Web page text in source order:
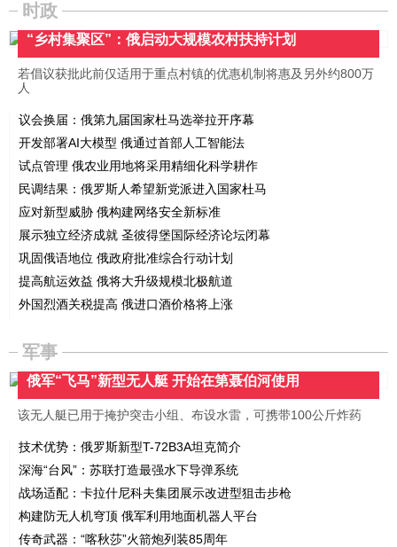
时政
“乡村集聚区”：俄启动大规模农村扶持计划
若倡议获批此前仅适用于重点村镇的优惠机制将惠及另外约800万
人
议会换届：俄第九届国家杜马选举拉开序幕
开发部署AI大模型 俄通过首部人工智能法
试点管理 俄农业用地将采用精细化科学耕作
民调结果：俄罗斯人希望新党派进入国家杜马
应对新型威胁 俄构建网络安全新标准
展示独立经济成就 圣彼得堡国际经济论坛闭幕
巩固俄语地位 俄政府批准综合行动计划
提高航运效益 俄将大升级规模北极航道
外国烈酒关税提高 俄进口酒价格将上涨
军事
俄军“飞马”新型无人艇 开始在第聂伯河使用
该无人艇已用于掩护突击小组、布设水雷，可携带100公斤炸药
技术优势：俄罗斯新型T-72B3A坦克简介
深海“台风”：苏联打造最强水下导弹系统
战场适配：卡拉什尼科夫集团展示改进型狙击步枪
构建防无人机穹顶 俄军利用地面机器人平台
传奇武器：“喀秋莎”火箭炮列装85周年